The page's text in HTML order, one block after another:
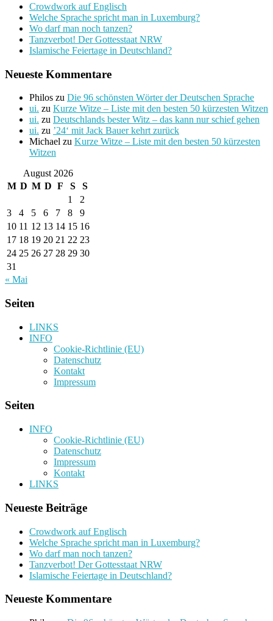
Crowdwork auf Englisch
Welche Sprache spricht man in Luxemburg?
Wo darf man noch tanzen?
Tanzverbot! Der Gottesstaat NRW
Islamische Feiertage in Deutschland?
Neueste Kommentare
Philos zu Die 96 schönsten Wörter der Deutschen Sprache
ui. zu Kurze Witze – Liste mit den besten 50 kürzesten Witzen
ui. zu Deutschlands bester Witz – das kann nur schief gehen
ui. zu ’24‘ mit Jack Bauer kehrt zurück
Michael zu Kurze Witze – Liste mit den besten 50 kürzesten
Witzen
August 2026
M D M D F S
S
1
2
3
4 5 6 7 8
9
10 11 12 13 14 15 16
17 18 19 20 21 22 23
24 25 26 27 28 29 30
31
« Mai
Seiten
LINKS
INFO
Cookie-Richtlinie (EU)
Datenschutz
Kontakt
Impressum
Seiten
INFO
Cookie-Richtlinie (EU)
Datenschutz
Impressum
Kontakt
LINKS
Neueste Beiträge
Crowdwork auf Englisch
Welche Sprache spricht man in Luxemburg?
Wo darf man noch tanzen?
Tanzverbot! Der Gottesstaat NRW
Islamische Feiertage in Deutschland?
Neueste Kommentare